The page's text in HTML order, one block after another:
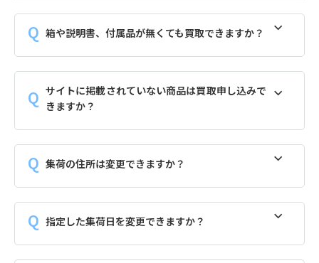
箱や説明書、付属品が無くても買取できますか？
サイトに掲載されていない商品は買取申し込みで
きますか？
集荷の住所は変更できますか？
指定した集荷日を変更できますか？